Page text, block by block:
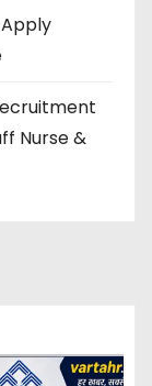
Nurse &